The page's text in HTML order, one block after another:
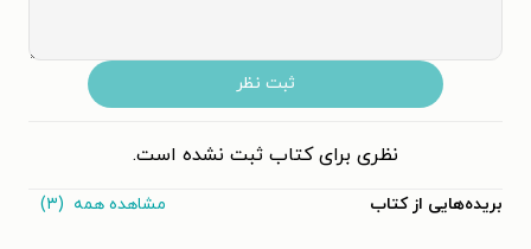
ثبت نظر
نظری برای کتاب ثبت نشده است.
بریده‌هایی از کتاب مشاهده همه (۳)